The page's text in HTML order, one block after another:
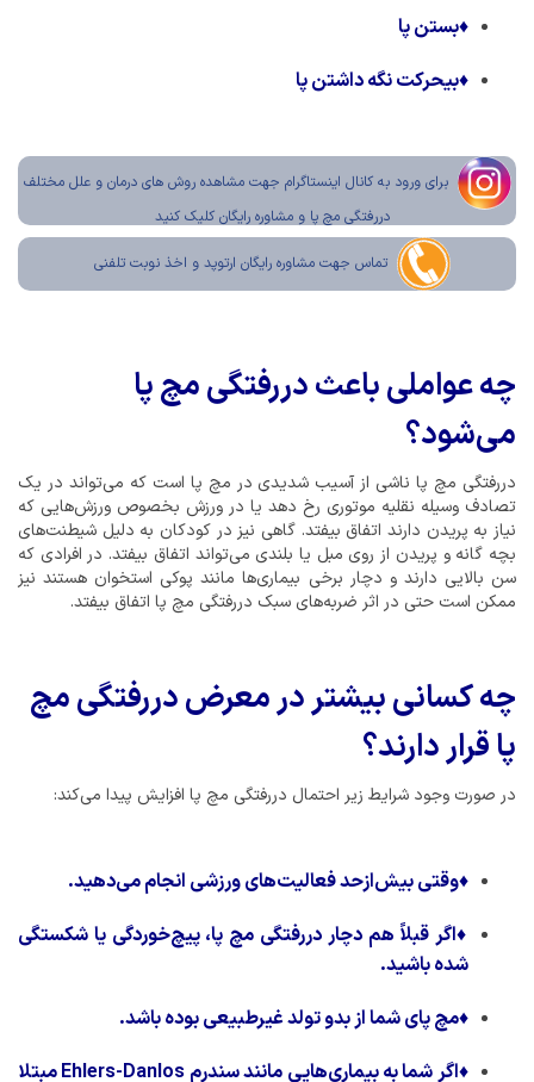
♦بستن پا
♦بی­حرکت نگه داشتن پا
برای ورود به کانال اینستاگرام جهت مشاهده روش های درمان و علل مختلف
دررفتگی مچ پا و مشاوره رایگان کلیک کنید
تماس جهت مشاوره رایگان ارتوپد و اخذ نوبت تلفنی
چه عواملی باعث دررفتگی مچ پا
می‌شود؟
دررفتگی مچ پا ناشی از آسیب شدیدی در مچ پا است که می‌تواند در یک
تصادف وسیله نقلیه موتوری رخ دهد یا در ورزش بخصوص ورزش‌هایی که
نیاز به پریدن دارند اتفاق بیفتد. گاهی نیز در کودکان به دلیل شیطنت‌های
بچه گانه و پریدن از روی مبل یا بلندی می‌تواند اتفاق بیفتد. در افرادی که
سن بالایی دارند و دچار برخی بیماری‌ها مانند پوکی استخوان هستند نیز
ممکن است حتی در اثر ضربه‌های سبک دررفتگی مچ پا اتفاق بیفتد.
چه کسانی بیشتر در معرض دررفتگی مچ
پا قرار دارند؟
در صورت وجود شرایط زیر احتمال دررفتگی مچ پا افزایش پیدا می‌کند:
♦وقتی بیش‌ازحد فعالیت‌های ورزشی انجام می‌دهید.
♦اگر قبلاً هم دچار دررفتگی مچ پا، پیچ‌خوردگی یا شکستگی
شده باشید.
♦مچ پای شما از بدو تولد غیرطبیعی بوده باشد.
♦
اگر شما به بیماری‌هایی مانند سندرم Ehlers-Danlos مبتلا